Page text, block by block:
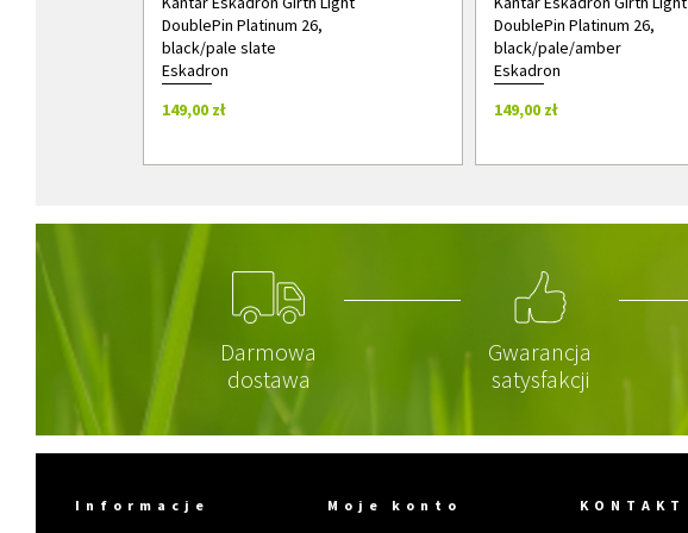
DoublePin Platinum 26,
black/pale slate
Eskadron
149,00 zł
DoublePin Platinum 26,
black/pale/amber
Eskadron
149,00 zł
Darmowa
dostawa
Gwarancja
satysfakcji
Informacje Moje konto KONTAKT